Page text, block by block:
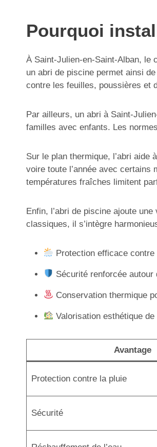
Pourquoi
À Saint-Julien-en-Saint-Alban, le
un abri de piscine permet ainsi
contre les feuilles, poussières et
Par ailleurs, un abri à Saint-
familles avec enfants. Les
Sur le plan thermique, l’abri aide
voire toute l’année avec certains
températures fraîches limitent
Enfin, l’abri de piscine ajoute
classiques, il s’intègre
Protection efficace
Sécurité renforcée autour
Conservation thermique
Valorisation esthétique
Avantage
Protection contre la pluie
Sécurité